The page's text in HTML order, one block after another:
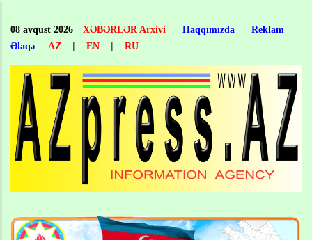
main
content
08 avqust 2026 XƏBƏRLƏR Arxivi Haqqımızda
Reklam
Əlaqə
AZ | EN | RU